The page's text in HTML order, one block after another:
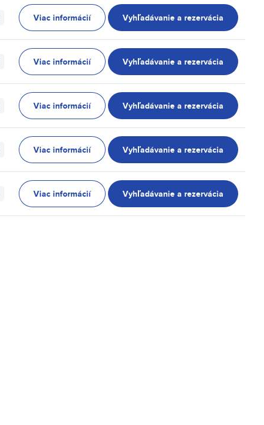
Viac informácií Vyhľadávanie a rezervácia
Viac informácií Vyhľadávanie a rezervácia
Viac informácií Vyhľadávanie a rezervácia
Viac informácií Vyhľadávanie a rezervácia
Viac informácií Vyhľadávanie a rezervácia